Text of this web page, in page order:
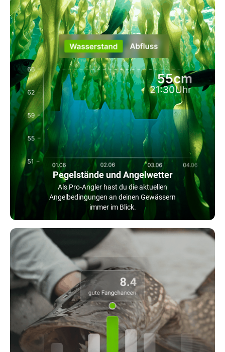
Pegelstände und Angelwetter
Als Pro-Angler hast du die aktuellen
Angelbedingungen an deinen Gewässern
immer im Blick.